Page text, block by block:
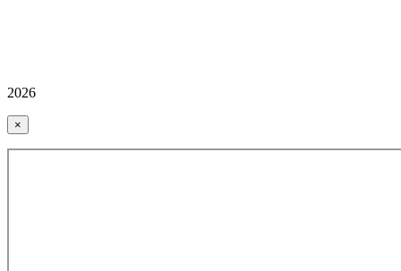
2026
×